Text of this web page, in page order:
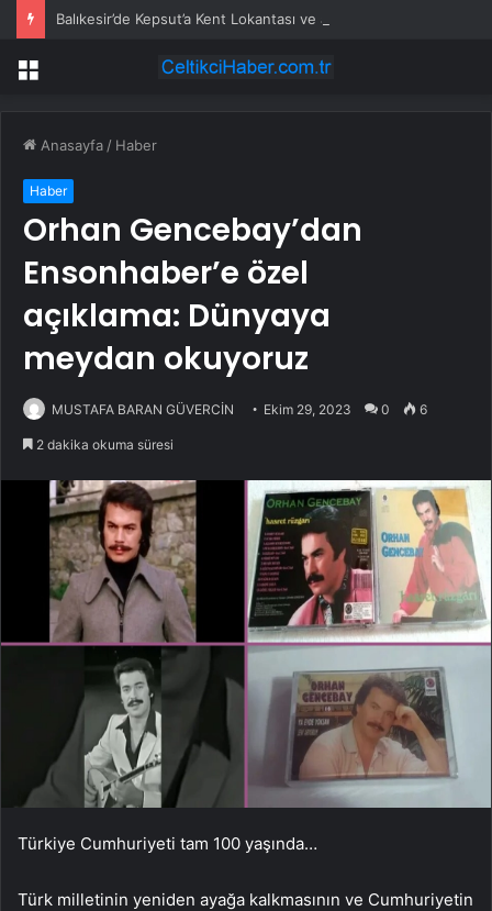
Balıkesir’de Kepsut’a Kent Lokantası ve altyapı desteği
Menü
Anasayfa / Haber
Haber
Orhan Gencebay’dan
Ensonhaber’e özel
açıklama: Dünyaya
meydan okuyoruz
MUSTAFA BARAN GÜVERCİN Ekim 29, 2023 0 6
2 dakika okuma süresi
Türkiye Cumhuriyeti tam 100 yaşında…
Türk milletinin yeniden ayağa kalkmasının ve Cumhuriyetin